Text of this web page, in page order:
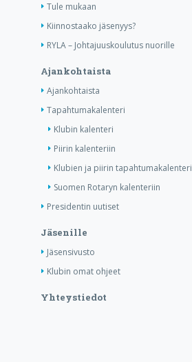
Tule mukaan
Kiinnostaako jäsenyys?
RYLA – Johtajuuskoulutus nuorille
Ajankohtaista
Ajankohtaista
Tapahtumakalenteri
Klubin kalenteri
Piirin kalenteriin
Klubien ja piirin tapahtumakalenteri
Suomen Rotaryn kalenteriin
Presidentin uutiset
Jäsenille
Jäsensivusto
Klubin omat ohjeet
Yhteystiedot